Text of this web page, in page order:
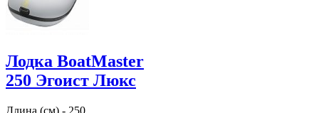
Лодка BoatMaster
250 Эгоист Люкс
Длина (см) - 250